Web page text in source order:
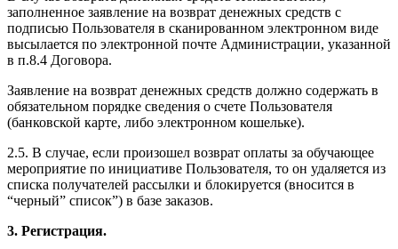
заполненное заявление на возврат денежных средств с
подписью Пользователя в сканированном электронном виде
высылается по электронной почте Администрации, указанной
в п.8.4 Договора.
Заявление на возврат денежных средств должно содержать в
обязательном порядке сведения о счете Пользователя
(банковской карте, либо электронном кошельке).
2.5. В случае, если произошел возврат оплаты за обучающее
мероприятие по инициативе Пользователя, то он удаляется из
списка получателей рассылки и блокируется (вносится в
“черный” список”) в базе заказов.
3. Регистрация.